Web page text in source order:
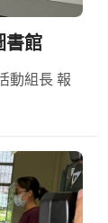
書館
動組長 報